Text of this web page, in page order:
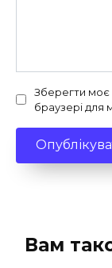
Зберегти моє
браузері для
Вам